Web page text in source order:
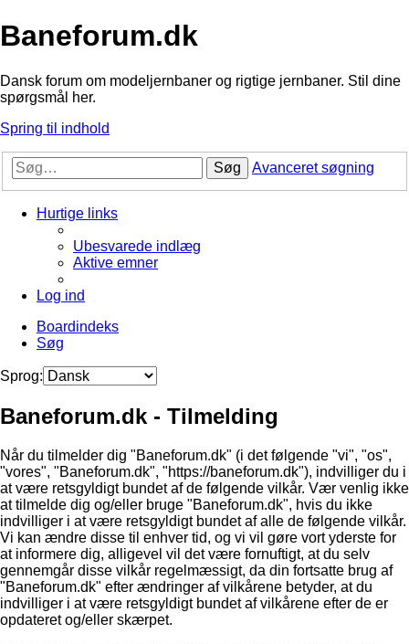
Baneforum.dk
Dansk forum om modeljernbaner og rigtige jernbaner. Stil dine
spørgsmål her.
Spring til indhold
Søg Avanceret søgning
Hurtige links
Ubesvarede indlæg
Aktive emner
Log ind
Boardindeks
Søg
Sprog:
Baneforum.dk - Tilmelding
Når du tilmelder dig "Baneforum.dk" (i det følgende "vi", "os",
"vores", "Baneforum.dk", "https://baneforum.dk"), indvilliger du i
at være retsgyldigt bundet af de følgende vilkår. Vær venlig ikke
at tilmelde dig og/eller bruge "Baneforum.dk", hvis du ikke
indvilliger i at være retsgyldigt bundet af alle de følgende vilkår.
Vi kan ændre disse til enhver tid, og vi vil gøre vort yderste for
at informere dig, alligevel vil det være fornuftigt, at du selv
gennemgår disse vilkår regelmæssigt, da din fortsatte brug af
"Baneforum.dk" efter ændringer af vilkårene betyder, at du
indvilliger i at være retsgyldigt bundet af vilkårene efter de er
opdateret og/eller skærpet.